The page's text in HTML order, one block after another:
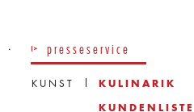
presseservice
KUNST
KULINARIK
KUNDENLISTE